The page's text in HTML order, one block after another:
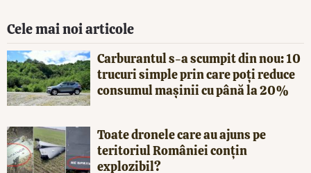
Cele mai noi articole
Carburantul s-a scumpit din nou: 10
trucuri simple prin care poți reduce
consumul mașinii cu până la 20%
Toate dronele care au ajuns pe
teritoriul României conțin
explozibil?